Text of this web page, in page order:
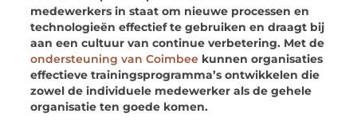
medewerkers in staat om nieuwe processen en
technologieën effectief te gebruiken en draagt bij
aan een cultuur van continue verbetering. Met de
ondersteuning van Coimbee kunnen organisaties
effectieve trainingsprogramma’s ontwikkelen die
zowel de individuele medewerker als de gehele
organisatie ten goede komen.